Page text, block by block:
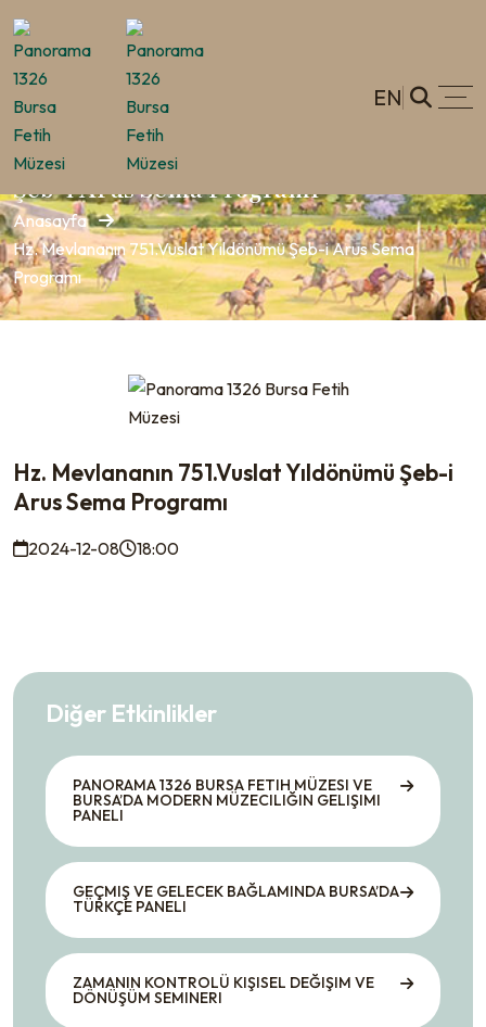
EN
Hz. Mevlananın 751.Vuslat Yıldönümü
Şeb-i Arus Sema Programı
Anasayfa
Hz. Mevlananın 751.Vuslat Yıldönümü Şeb-i Arus Sema
Programı
Hz. Mevlananın 751.Vuslat Yıldönümü Şeb-i
Arus Sema Programı
2024-12-08 18:00
Diğer Etkinlikler
PANORAMA 1326 BURSA FETIH MÜZESI VE
BURSA’DA MODERN MÜZECILIĞIN GELIŞIMI
PANELI
GEÇMIŞ VE GELECEK BAĞLAMINDA BURSA’DA
TÜRKÇE PANELI
ZAMANIN KONTROLÜ KIŞISEL DEĞIŞIM VE
DÖNÜŞÜM SEMINERI